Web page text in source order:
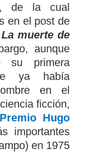
de la cual
en el post de
La muerte de
aunque
su primera
ya había
en el
ficción,
Premio Hugo
importantes
en 1975